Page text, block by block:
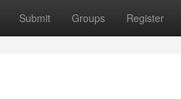
Submit Groups Register